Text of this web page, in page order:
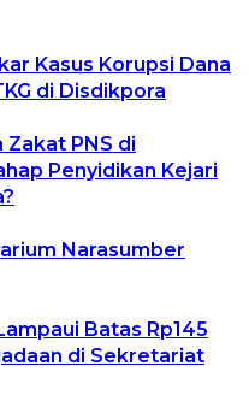
Kasus Korupsi Dana
di Disdikpora
Zakat PNS di
Penyidikan Kejari
Narasumber
Batas Rp145
di Sekretariat